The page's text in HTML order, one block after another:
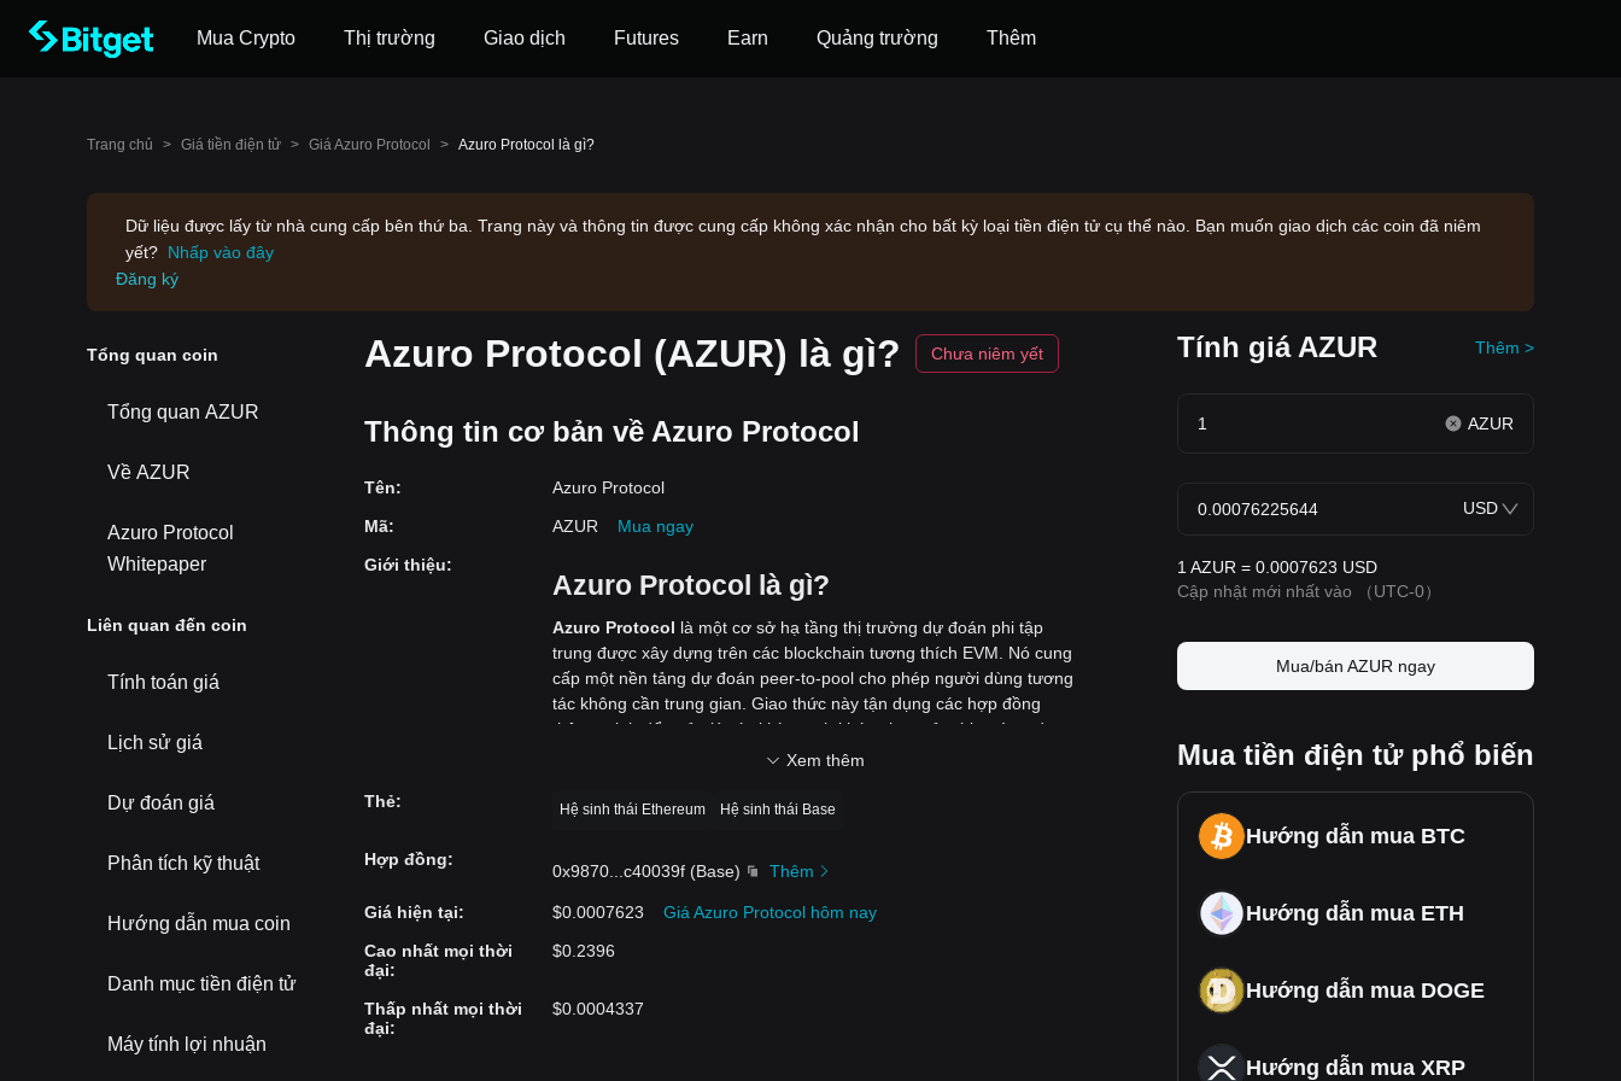
Mua Crypto Thị trường Giao dịch Futures ‌Earn Quảng trường Thêm
Trang chủ > Giá tiền điện tử > Giá Azuro Protocol > Azuro Protocol là gì?
Dữ liệu được lấy từ nhà cung cấp bên thứ ba. Trang này và thông tin được cung cấp không xác nhận cho bất kỳ loại tiền điện tử cụ thể nào. Bạn muốn giao dịch các coin đã niêm
yết? Nhấp vào đây
Đăng ký
‌Tổng ‌quan coin
Tổng quan AZUR
Về AZUR
Azuro Protocol
Whitepaper
Liên quan đến coin
Tính toán giá
Lịch sử giá
Dự đoán giá
Phân tích kỹ thuật
Hướng dẫn mua coin
Danh mục tiền điện tử
Máy tính lợi nhuận
Azuro Protocol (AZUR) là gì? Chưa niêm yết
Thông tin cơ bản về Azuro Protocol
Tên:
Azuro Protocol
Mã: AZUR
Mua ngay
Giới thiệu:
Azuro Protocol là gì?
Azuro Protocol là một cơ sở hạ tầng thị trường dự đoán phi tập
trung được xây dựng trên các blockchain tương thích EVM. Nó cung
cấp một nền tảng dự đoán peer-to-pool cho phép người dùng tương
tác không cần trung gian. Giao thức này tận dụng các hợp đồng
thông minh để quản lý các khía cạnh khác nhau của thị trường dự
đoán, bao gồm pool thanh khoản, tỷ lệ cược, cá cược trực tiếp và
phép các nhà phát triển xây dựng và ra mắt các ứng dụng hoặc sản
lại cách thức hoạt động của thị trường dự đoán, cung cấp một nền
tảng minh bạch, an toàn và mở. Hệ thống cho phép người đặt cược
với các giao dịch trên chuỗi liền mạch. Các nhà cung cấp thanh
rằng thị trường dự đoán vẫn có thanh khoản và hoạt động tốt. Nhìn
Xem thêm
Thẻ: Hệ sinh thái Ethereum Hệ sinh thái Base
Hợp đồng:
0x9870 c40039f (Base) Thêm
Giá hiện tại: $0.0007623
Giá Azuro Protocol hôm nay
Cao nhất mọi thời
đại:
$0.2396
Thấp nhất mọi thời
đại:
$0.0004337
Tính giá AZUR Thêm >
AZUR
USD
1 AZUR = 0.0007623 USD
Cập nhật mới nhất vào
（UTC-0）
Mua/bán AZUR ngay
Mua tiền điện tử phổ biến
Hướng dẫn mua BTC
Hướng dẫn mua ETH
Hướng dẫn mua DOGE
Hướng dẫn mua XRP